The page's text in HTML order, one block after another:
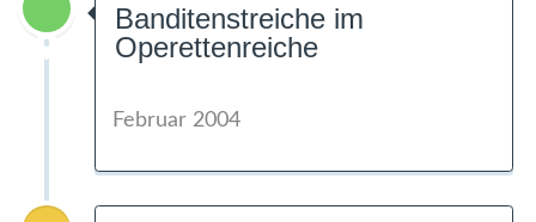
Banditenstreiche im
Operettenreiche
Februar 2004